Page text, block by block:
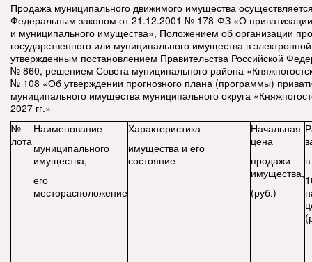
Продажа муниципального движимого имущества осуществляется
Федеральным законом от 21.12.2001 № 178-ФЗ «О приватизации
и муниципального имущества», Положением об организации
государственного или муниципального имущества в
утвержденным постановлением Правительства Российской
№ 860, решением Совета муниципального района
№ 108 «Об утверждении прогнозного плана (программы)
муниципального имущества муниципального округа
2027 гг.»
№
лота
Наименование
муниципального
имущества,
его
месторасположение
Характеристика
имущества и его
состояние
Начальная
цена
продажи
имущества,
(руб.)